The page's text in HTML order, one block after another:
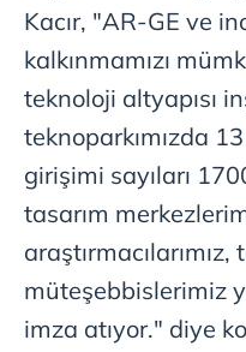
Kacır, "AR-GE ve
kalkınmamızı
teknoloji altyapısı
teknoparkımızda
girişimi sayıları
tasarım
araştırmacılarımız,
müteşebbislerimiz
imza atıyor." diye